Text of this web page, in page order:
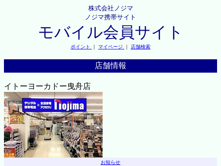
株式会社ノジマ
ノジマ携帯サイト
モバイル会員サイト
ポイント ｜ マイページ ｜ 店舗検索
店舗情報
イトーヨーカドー曳舟店
お知らせ